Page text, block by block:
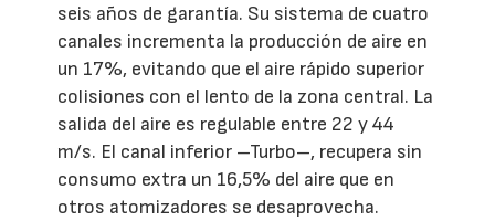
seis años de garantía. Su sistema de cuatro
canales incrementa la producción de aire en
un 17%, evitando que el aire rápido superior
colisiones con el lento de la zona central. La
salida del aire es regulable entre 22 y 44
m/s. El canal inferior –Turbo–, recupera sin
consumo extra un 16,5% del aire que en
otros atomizadores se desaprovecha.